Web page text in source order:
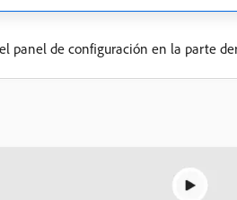
panel de configuración en la parte